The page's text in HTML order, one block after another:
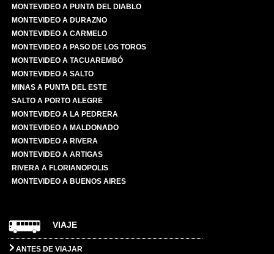
MONTEVIDEO A PUNTA DEL DIABLO
MONTEVIDEO A DURAZNO
MONTEVIDEO A CARMELO
MONTEVIDEO A PASO DE LOS TOROS
MONTEVIDEO A TACUAREMBÓ
MONTEVIDEO A SALTO
MINAS A PUNTA DEL ESTE
SALTO A PORTO ALEGRE
MONTEVIDEO A LA PEDRERA
MONTEVIDEO A MALDONADO
MONTEVIDEO A RIVERA
MONTEVIDEO A ARTIGAS
RIVERA A FLORIANOPOLIS
MONTEVIDEO A BUENOS AIRES
VIAJE
ANTES DE VIAJAR